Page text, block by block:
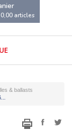
0,00 articles
& ballasts